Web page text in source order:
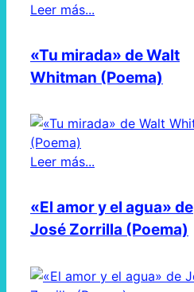
Leer más...
«Tu mirada» de Walt
Whitman (Poema)
Leer más...
«El amor y el agua» de
José Zorrilla (Poema)